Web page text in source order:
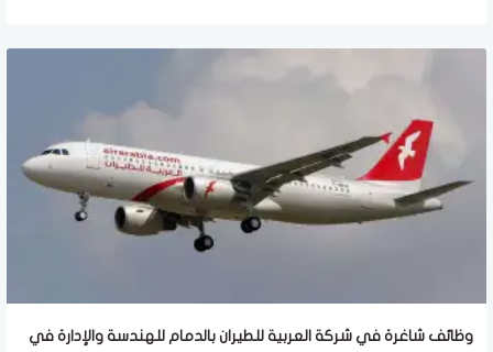
وظائف شاغرة في شركة العربية للطيران بالدمام للهندسة والإدارة في